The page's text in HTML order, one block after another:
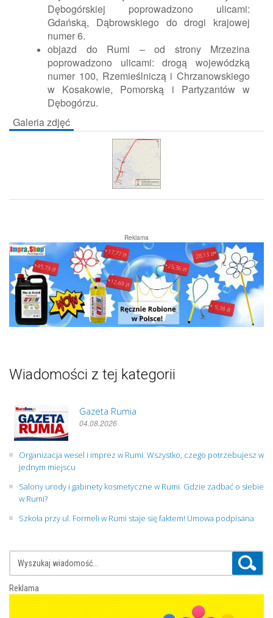
Dębogórskiej poprowadzono ulicami:
Gdańską, Dąbrowskiego do drogi krajowej
numer 6.
objazd do Rumi – od strony Mrzezina
poprowadzono ulicami: drogą wojewódzką
numer 100, Rzemieślniczą i Chrzanowskiego
w Kosakowie, Pomorską i Partyzantów w
Dębogórzu.
Galeria zdjęć
Reklama
Wiadomości z tej kategorii
Gazeta Rumia
04.08.2026
Organizacja wesel i imprez w Rumi. Wszystko, czego potrzebujesz w
jednym miejscu
Salony urody i gabinety kosmetyczne w Rumi. Gdzie zadbać o siebie
w Rumi?
Szkoła przy ul. Formeli w Rumi staje się faktem! Umowa podpisana
Reklama